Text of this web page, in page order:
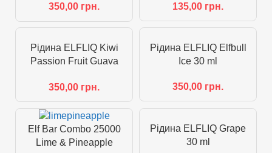
350,00 грн. 135,00 грн.
Рідина ELFLIQ Kiwi
Passion Fruit Guava
350,00 грн.
Рідина ELFLIQ Elfbull
Ice 30 ml
350,00 грн.
Elf Bar Combo 25000
Lime & Pineapple
Рідина ELFLIQ Grape
30 ml